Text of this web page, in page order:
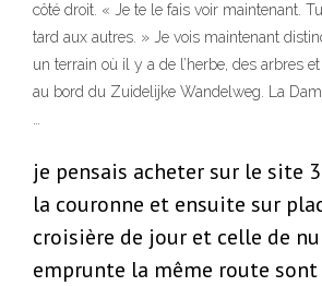
côté droit. « Je te le fais voir maintenant.
tard aux autres. » Je vois maintenant
un terrain où il y a de l’herbe, des arbres
au bord du Zuidelijke Wandelweg. La
je pensais acheter sur le site
la couronne et ensuite sur
croisière de jour et celle de
emprunte la même route sont